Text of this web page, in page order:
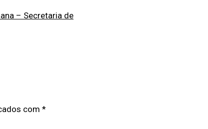
– Secretaria de
com *